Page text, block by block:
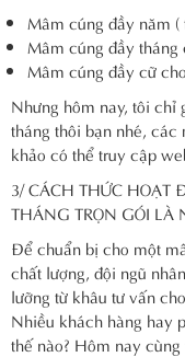
Mâm cúng đầy năm
Mâm cúng đầy
Mâm cúng đầy cữ
Nhưng hôm nay, tôi chỉ
tháng thôi bạn nhé,
khảo có thể truy cập
3/ CÁCH THỨC HOẠT
THÁNG TRỌN GÓI LÀ
Để chuẩn bị cho một
chất lượng, đội ngũ
lưỡng từ khâu tư vấn
Nhiều khách hàng hay
thế nào? Hôm nay